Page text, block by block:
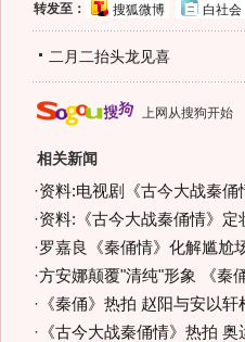
转发至： 搜狐微博 白社会
二月二抬头龙见喜
上网从搜狗开始
相关新闻
·资料:电视剧《古今大战秦俑
·资料:《古今大战秦俑情》定
·罗嘉良《秦俑情》化解尴尬
·方安娜颠覆"清纯"形象 《秦
· 《秦俑》热拍 赵阳与安以
· 《古今大战秦俑情》热拍